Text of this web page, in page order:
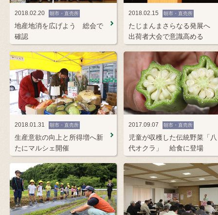
2018.02.20 朝市・直売所
地産地消を広げよう 総会で
確認
2018.02.15 朝市・直売所
たじまんまさらなる発展へ
出荷者大会で意識高める
2018.01.31 朝市・直売所
生産意欲の向上と所得増へ新
たにマルシェ開催
2017.09.07 朝市・直売所
児童が収穫した伝統野菜「八
代オクラ」 給食に登場